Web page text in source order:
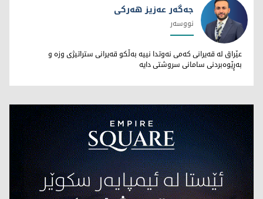
جەگەر عەزیز هەرکی
جەگەر عەزیز هەرکی
نووسەر
عێراق لە قەیرانی کەمی نەوتدا نییە بەڵکو قەیرانی ستراتیژی وزە و
بەڕێوەبردنی سامانی سروشتی دایە